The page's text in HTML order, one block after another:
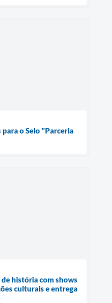
o Selo "Parceria
história com shows
culturais e entrega